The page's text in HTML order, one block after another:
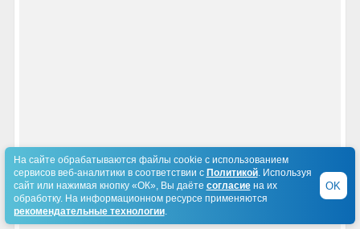
На сайте обрабатываются файлы cookie с использованием
сервисов веб-аналитики в соответствии с Политикой. Используя
сайт или нажимая кнопку «ОК», Вы даёте согласиена их
обработку. На информационном ресурсе применяются
рекомендательные технологии.
OK